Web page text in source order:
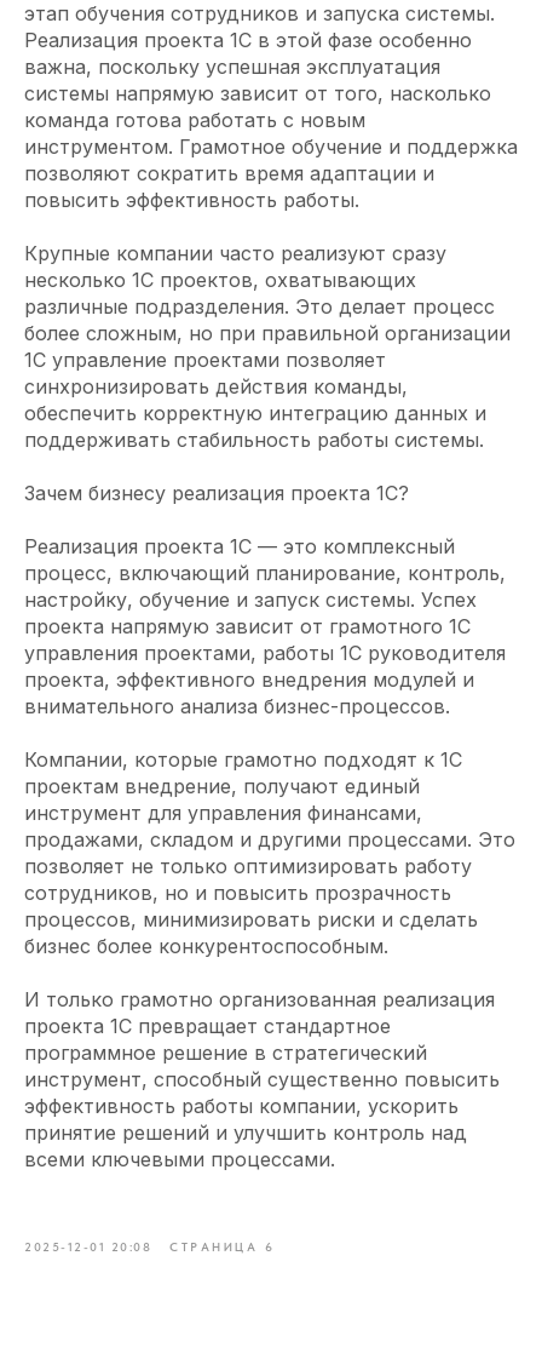
этап обучения сотрудников и запуска системы.
Реализация проекта 1С в этой фазе особенно
важна, поскольку успешная эксплуатация
системы напрямую зависит от того, насколько
команда готова работать с новым
инструментом. Грамотное обучение и поддержка
позволяют сократить время адаптации и
повысить эффективность работы.
Крупные компании часто реализуют сразу
несколько 1С проектов, охватывающих
различные подразделения. Это делает процесс
более сложным, но при правильной организации
1С управление проектами позволяет
синхронизировать действия команды,
обеспечить корректную интеграцию данных и
поддерживать стабильность работы системы.
Зачем бизнесу реализация проекта 1С?
Реализация проекта 1С — это комплексный
процесс, включающий планирование, контроль,
настройку, обучение и запуск системы. Успех
проекта напрямую зависит от грамотного 1С
управления проектами, работы 1С руководителя
проекта, эффективного внедрения модулей и
внимательного анализа бизнес-процессов.
Компании, которые грамотно подходят к 1С
проектам внедрение, получают единый
инструмент для управления финансами,
продажами, складом и другими процессами. Это
позволяет не только оптимизировать работу
сотрудников, но и повысить прозрачность
процессов, минимизировать риски и сделать
бизнес более конкурентоспособным.
И только грамотно организованная реализация
проекта 1С превращает стандартное
программное решение в стратегический
инструмент, способный существенно повысить
эффективность работы компании, ускорить
принятие решений и улучшить контроль над
всеми ключевыми процессами.
2025-12-01 20:08 СТРАНИЦА 6